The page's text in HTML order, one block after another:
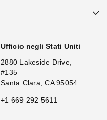
Ufficio negli Stati Uniti
2880 Lakeside Drive,
#135
Santa Clara, CA 95054
+1 669 292 5611